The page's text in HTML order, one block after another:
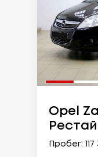
Opel
Пробег: 117